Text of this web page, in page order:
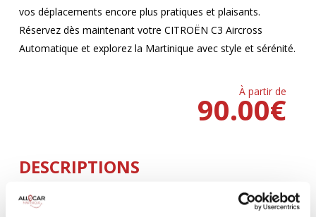
vos déplacements encore plus pratiques et plaisants.
Réservez dès maintenant votre CITROËN C3 Aircross
Automatique et explorez la Martinique avec style et sérénité.
À partir de
€
90.00
DESCRIPTIONS
AUTOMATIQUE